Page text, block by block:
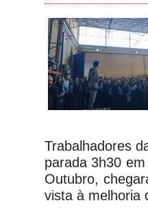
Trabalhadores
parada 3h30
Outubro,
vista à melhoria